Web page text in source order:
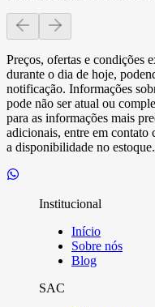
Preços, ofertas e condições
durante o dia de hoje,
notificação. Informações
pode não ser atual ou
para as informações mais
adicionais, entre em
a disponibilidade no estoque.
Institucional
Início
Sobre nós
Blog
SAC